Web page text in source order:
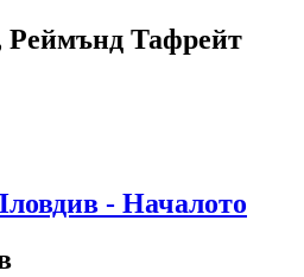
Реймънд Тафрейт
- Началото